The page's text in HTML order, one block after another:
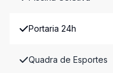
Portaria 24h
Quadra de Esportes